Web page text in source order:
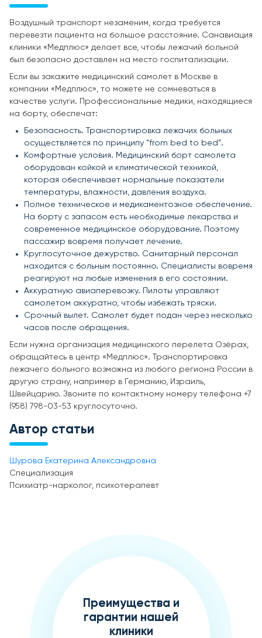
Воздушный транспорт незаменим, когда требуется
перевезти пациента на большое расстояние. Санавиация
клиники «Медплюс» делает все, чтобы лежачий больной
был безопасно доставлен на место госпитализации.
Если вы закажите медицинский самолет в Москве в
компании «Медплюс», то можете не сомневаться в
качестве услуги. Профессиональные медики, находящиеся
на борту, обеспечат:
Безопасность. Транспортировка лежачих больных
осуществляется по принципу “from bed to bed”.
Комфортные условия. Медицинский борт самолета
оборудован койкой и климатической техникой,
которая обеспечивает нормальные показатели
температуры, влажности, давления воздуха.
Полное техническое и медикаментозное обеспечение.
На борту с запасом есть необходимые лекарства и
современное медицинское оборудование. Поэтому
пассажир вовремя получает лечение.
Круглосуточное дежурство. Санитарный персонал
находится с больным постоянно. Специалисты вовремя
реагируют на любые изменения в его состоянии.
Аккуратную авиаперевозку. Пилоты управляют
самолетом аккуратно, чтобы избежать тряски.
Срочный вылет. Самолет будет подан через несколько
часов после обращения.
Если нужна организация медицинского перелета Озёрах,
обращайтесь в центр «Медплюс». Транспортировка
лежачего больного возможна из любого региона России в
другую страну, например в Германию, Израиль,
Швейцарию. Звоните по контактному номеру телефона +7
(958) 798-03-53 круглосуточно.
Автор статьи
Шурова Екатерина Александровна
Специализация
Психиатр-нарколог, психотерапевт
Преимущества и
гарантии нашей
клиники